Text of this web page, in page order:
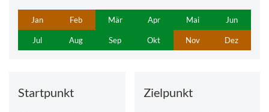
Jan Feb Mär Apr Mai Jun
Jul Aug Sep Okt Nov Dez
Startpunkt Zielpunkt